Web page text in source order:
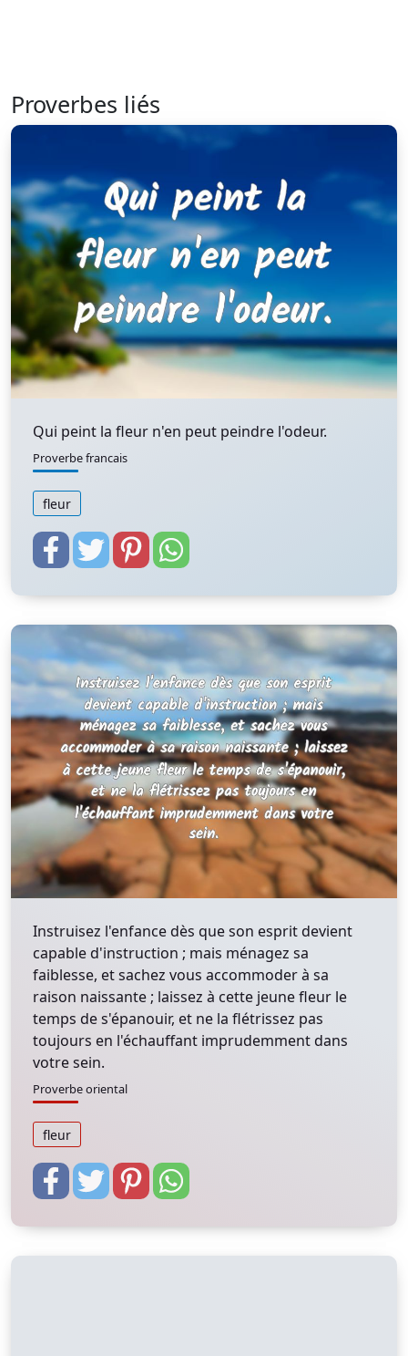
Proverbes liés
Qui peint la fleur n'en peut peindre l'odeur.
Proverbe francais
fleur
Instruisez l'enfance dès que son esprit devient
capable d'instruction ; mais ménagez sa
faiblesse, et sachez vous accommoder à sa
raison naissante ; laissez à cette jeune fleur le
temps de s'épanouir, et ne la flétrissez pas
toujours en l'échauffant imprudemment dans
votre sein.
Proverbe oriental
fleur